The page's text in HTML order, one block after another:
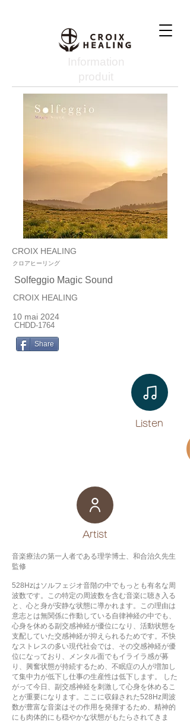
Information
produit
CROIX HEALING
クロアヒーリング
Solfeggio Magic Sound
CROIX HEALING
10 mai 2024
CHDD-1764
Share
Listen​
​Artist
音楽療法の第一人者である理学博士、和合治久先生
監修
528Hzはソルフェジオ音階の中でもっとも有名な周
波数です。この特定の周波数を含む音楽に聴き入る
と、心と身が安静な状態に導かれます。この理由は
意志とは無関係に作動している自律神経の中でも、
心身を休める副交感神経が優位になり、活動状態を
支配していた交感神経が抑えられるためです。不快
なストレスの多い現代社会では、その交感神経が優
位になっており、メンタル面でもイライラ感が募
り、興奮状態が持続するため、不眠症の人が増加し
て集中力が低下し仕事の生産性は低下します。 した
がって今日、副交感神経を刺激して心身を休めるこ
とが重要になります。ここに収録された528Hz周波
数が豊富な音楽はその作用を発揮するため、精神的
にも肉体的にも穏やかな状態がもたらされてきま